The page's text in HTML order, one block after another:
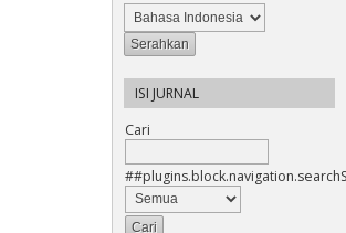
ISI JURNAL
Cari